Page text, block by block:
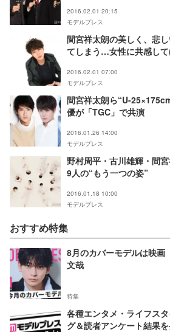
2016.02.01 20:15
モデルプレス
間宮祥太朗の美しく、悲
てしまう…女性に共感し
2016.02.01 07:00
モデルプレス
間宮祥太朗ら“U-
優が「TGC」で共演
2016.01.26 14:00
モデルプレス
野村周平・古川雄輝・間
9人の“もう一つの姿”
2016.01.18 10:00
モデルプレス
おすすめ特集
8月のカバーモデルは映画
文哉
特集
各種エンタメ・ライフス
グ＆読者アンケート結果